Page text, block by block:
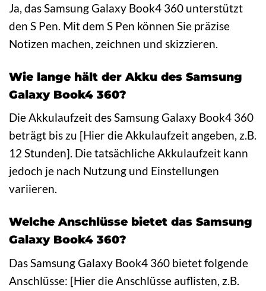
Ja, das Samsung Galaxy Book4 360 unterstützt
den S Pen. Mit dem S Pen können Sie präzise
Notizen machen, zeichnen und skizzieren.
Wie lange hält der Akku des Samsung
Galaxy Book4 360?
Die Akkulaufzeit des Samsung Galaxy Book4 360
beträgt bis zu [Hier die Akkulaufzeit angeben, z.B.
12 Stunden]. Die tatsächliche Akkulaufzeit kann
jedoch je nach Nutzung und Einstellungen
variieren.
Welche Anschlüsse bietet das Samsung
Galaxy Book4 360?
Das Samsung Galaxy Book4 360 bietet folgende
Anschlüsse: [Hier die Anschlüsse auflisten, z.B.